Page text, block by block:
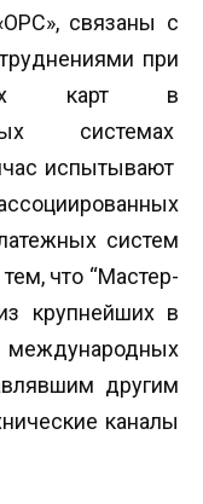
связаны с
при
карт в
системах
испытывают
систем
что “Мастер-
крупнейших в
международных
другим
каналы